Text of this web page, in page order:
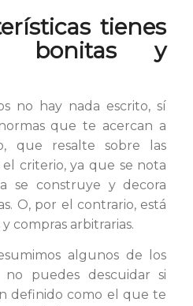
tienes
bonitas y
no hay nada escrito, sí
que te acercan a
que resalte sobre las
el criterio, ya que se nota
se construye y decora
O, por el contrario, está
compras arbitrarias.
algunos de los
puedes descuidar si
definido como el que te